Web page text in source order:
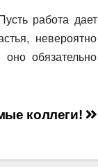
работа дает
невероятно
обязательно
коллеги!